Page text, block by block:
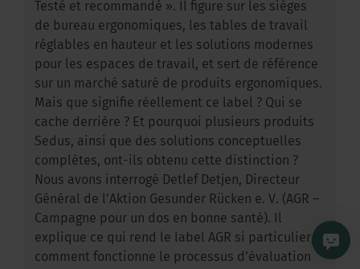
Testé et recommandé ». Il figure sur les sièges
de bureau ergonomiques, les tables de travail
réglables en hauteur et les solutions modernes
pour les espaces de travail, et sert de référence
sur un marché saturé de produits ergonomiques.
Mais que signifie réellement ce label ? Qui se
cache derrière ? Et pourquoi plusieurs produits
Sedus, ainsi que des solutions conceptuelles
complètes, ont-ils obtenu cette distinction ?
Nous avons interrogé Detlef Detjen, Directeur
Général de l’Aktion Gesunder Rücken e. V. (AGR –
Campagne pour un dos en bonne santé). Il
explique ce qui rend le label AGR si particulier,
comment fonctionne le processus d’évaluation